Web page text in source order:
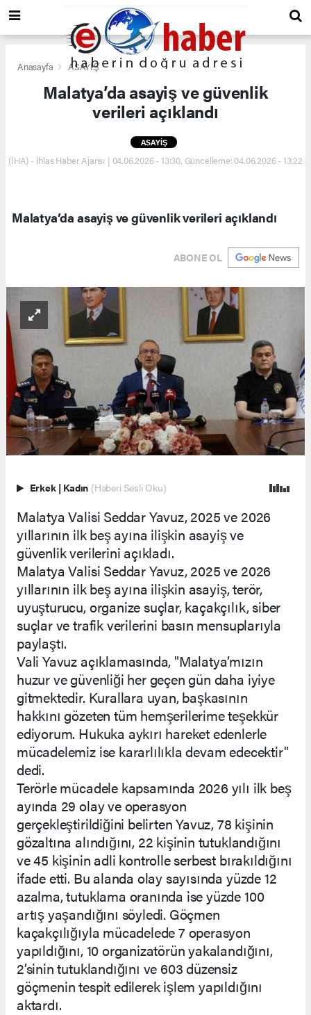
Anasayfa ASAYİŞ
Malatya’da asayiş ve güvenlik
verileri açıklandı
ASAYİŞ
(İHA) - İhlas Haber Ajansı | 04.06.2026 - 13:30, Güncelleme: 04.06.2026 - 13:22
Malatya’da asayiş ve güvenlik verileri açıklandı
ABONE OL
Erkek | Kadın (Haberi Sesli Oku)
Malatya Valisi Seddar Yavuz, 2025 ve 2026
yıllarının ilk beş ayına ilişkin asayiş ve
güvenlik verilerini açıkladı.
Malatya Valisi Seddar Yavuz, 2025 ve 2026
yıllarının ilk beş ayına ilişkin asayiş, terör,
uyuşturucu, organize suçlar, kaçakçılık, siber
suçlar ve trafik verilerini basın mensuplarıyla
paylaştı.
Vali Yavuz açıklamasında, "Malatya’mızın
huzur ve güvenliği her geçen gün daha iyiye
gitmektedir. Kurallara uyan, başkasının
hakkını gözeten tüm hemşerilerime teşekkür
ediyorum. Hukuka aykırı hareket edenlerle
mücadelemiz ise kararlılıkla devam edecektir"
dedi.
Terörle mücadele kapsamında 2026 yılı ilk beş
ayında 29 olay ve operasyon
gerçekleştirildiğini belirten Yavuz, 78 kişinin
gözaltına alındığını, 22 kişinin tutuklandığını
ve 45 kişinin adli kontrolle serbest bırakıldığını
ifade etti. Bu alanda olay sayısında yüzde 12
azalma, tutuklama oranında ise yüzde 100
artış yaşandığını söyledi. Göçmen
kaçakçılığıyla mücadelede 7 operasyon
yapıldığını, 10 organizatörün yakalandığını,
2’sinin tutuklandığını ve 603 düzensiz
göçmenin tespit edilerek işlem yapıldığını
aktardı.